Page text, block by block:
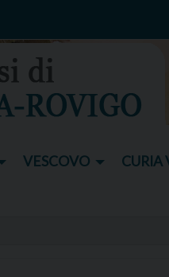
VESCOVO CURIA